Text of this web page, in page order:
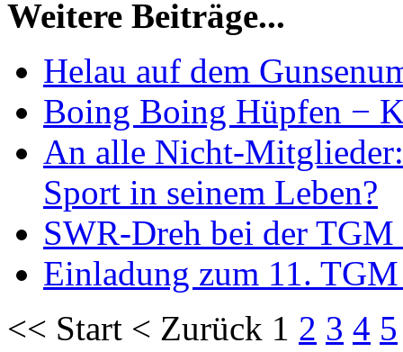
Weitere Beiträge...
Helau auf dem
Boing Boing Hüpfen −
An alle Nicht-
Sport in seinem Leben?
SWR-Dreh bei der TGM
Einladung zum 11.
<< Start < Zurück 1 2 3 4 5